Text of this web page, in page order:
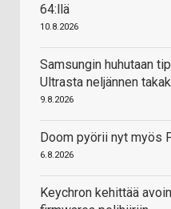
64:llä
10.8.2026
Samsungin huhutaan
Ultrasta neljännen
9.8.2026
Doom pyörii nyt myös
6.8.2026
Keychron kehittää